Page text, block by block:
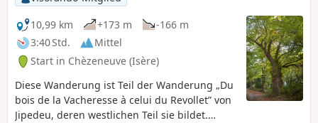
10,99 km
+173 m
-166 m
3:40 Std.
Mittel
Start in Chèzeneuve (Isère)
Diese Wanderung ist Teil der Wanderung „Du
bois de la Vacheresse à celui du Revollet” von
Jipedeu, deren westlichen Teil sie bildet.